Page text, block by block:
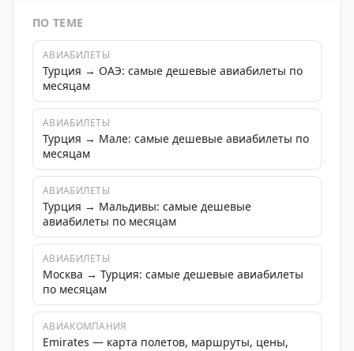
ПО ТЕМЕ
АВИАБИЛЕТЫ
Турция → ОАЭ: самые дешевые авиабилеты по
месяцам
АВИАБИЛЕТЫ
Турция → Мале: самые дешевые авиабилеты по
месяцам
АВИАБИЛЕТЫ
Турция → Мальдивы: самые дешевые
авиабилеты по месяцам
АВИАБИЛЕТЫ
Москва → Турция: самые дешевые авиабилеты
по месяцам
АВИАКОМПАНИЯ
Emirates — карта полетов, маршруты, цены,